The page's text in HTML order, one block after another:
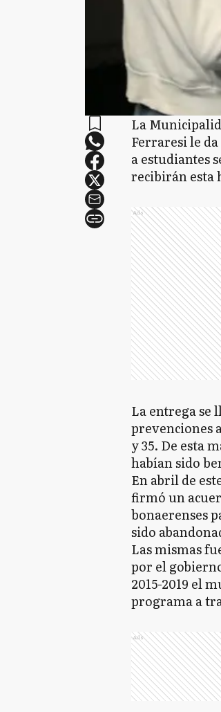
La
Ferraresi le
a estudiantes
recibirán esta
Ads
La entrega se
prevenciones
y 35. De esta
habían sido
En abril de
firmó un
bonaerenses
sido
Las mismas
por el
2015-2019 el
programa a
Ads